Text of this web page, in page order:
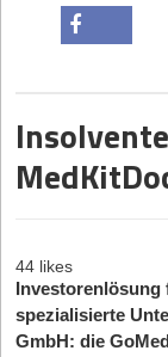
44 likes
spezialisierte
GmbH: die